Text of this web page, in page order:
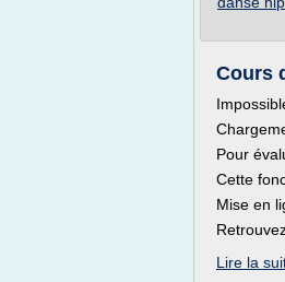
Cours
Pour
Cette
Mise en
Lire la